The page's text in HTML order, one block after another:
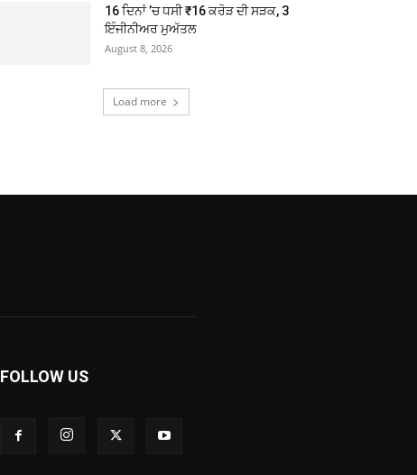
16 ਦਿਨਾਂ ’ਚ ਧਸੀ ₹16 ਕਰੋੜ ਦੀ ਸੜਕ, 3
ਇੰਜੀਨੀਅਰ ਮੁਅੱਤਲ
August 8, 2026
Load more
FOLLOW US